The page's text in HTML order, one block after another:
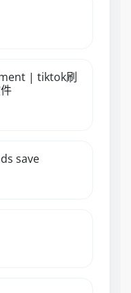
| tiktok刷
save